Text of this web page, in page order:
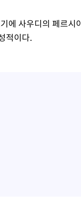
에 사우디의 페르시
적이다.